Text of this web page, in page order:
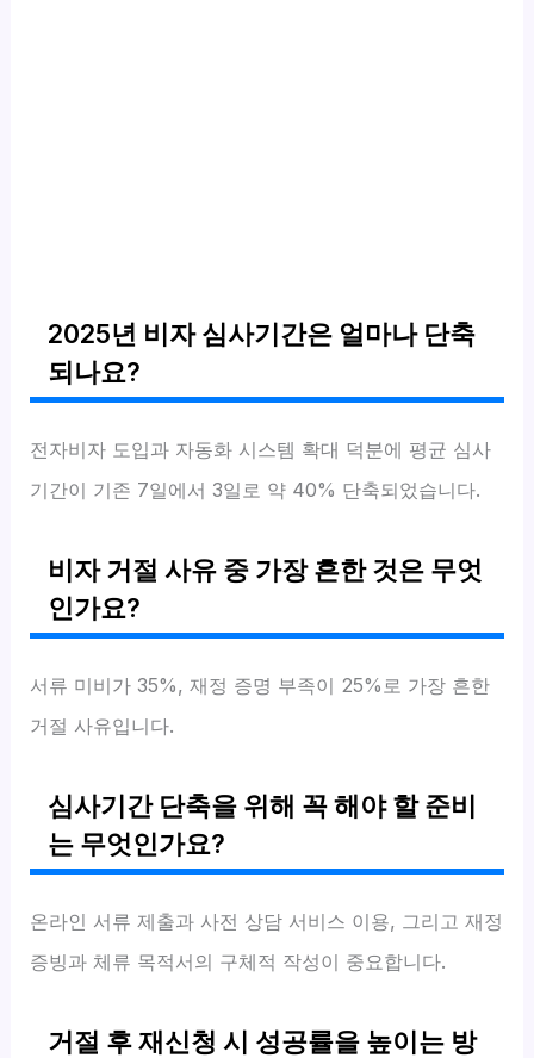
2025년 비자 심사기간은 얼마나 단축
되나요?
전자비자 도입과 자동화 시스템 확대 덕분에 평균 심사
기간이 기존 7일에서 3일로 약 40% 단축되었습니다.
비자 거절 사유 중 가장 흔한 것은 무엇
인가요?
서류 미비가 35%, 재정 증명 부족이 25%로 가장 흔한
거절 사유입니다.
심사기간 단축을 위해 꼭 해야 할 준비
는 무엇인가요?
온라인 서류 제출과 사전 상담 서비스 이용, 그리고 재정
증빙과 체류 목적서의 구체적 작성이 중요합니다.
거절 후 재신청 시 성공률을 높이는 방